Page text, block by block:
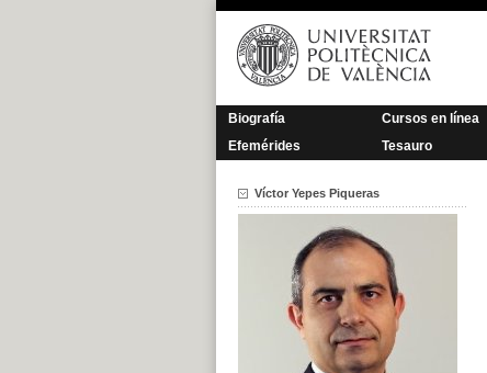
Saltar
contenido
Biografía Cursos en línea
Efemérides
Tesauro
Víctor Yepes Piqueras